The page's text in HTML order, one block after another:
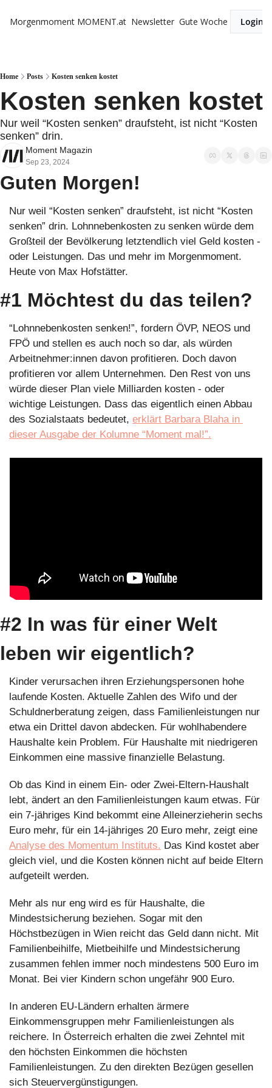
Morgenmoment MOMENT.at Newsletter Gute Woche Login
Home Posts Kosten senken kostet
Kosten senken kostet
Nur weil “Kosten senken” draufsteht, ist nicht “Kosten
senken” drin.
Moment Magazin
Sep 23, 2024
Guten Morgen!
Nur weil “Kosten senken” draufsteht, ist nicht “Kosten
senken” drin. Lohnnebenkosten zu senken würde dem
Großteil der Bevölkerung letztendlich viel Geld kosten -
oder Leistungen. Das und mehr im Morgenmoment.
Heute von Max Hofstätter.
#1 Möchtest du das teilen?
“Lohnnebenkosten senken!”, fordern ÖVP, NEOS und
FPÖ und stellen es auch noch so dar, als würden
Arbeitnehmer:innen davon profitieren. Doch davon
profitieren vor allem Unternehmen. Den Rest von uns
würde dieser Plan viele Milliarden kosten - oder
wichtige Leistungen. Dass das eigentlich einen Abbau
des Sozialstaats bedeutet, erklärt Barbara Blaha in
dieser Ausgabe der Kolumne “Moment mal!”.
#2 In was für einer Welt
leben wir eigentlich?
Kinder verursachen ihren Erziehungspersonen hohe
laufende Kosten. Aktuelle Zahlen des Wifo und der
Schuldnerberatung zeigen, dass Familienleistungen nur
etwa ein Drittel davon abdecken. Für wohlhabendere
Haushalte kein Problem. Für Haushalte mit niedrigeren
Einkommen eine massive finanzielle Belastung.
Ob das Kind in einem Ein- oder Zwei-Eltern-Haushalt
lebt, ändert an den Familienleistungen kaum etwas. Für
ein 7-jähriges Kind bekommt eine Alleinerzieherin sechs
Analyse des Momentum Instituts. Das Kind kostet aber
gleich viel, und die Kosten können nicht auf beide Eltern
aufgeteilt werden.
Mehr als nur eng wird es für Haushalte, die
Mindestsicherung beziehen. Sogar mit den
Höchstbezügen in Wien reicht das Geld dann nicht. Mit
Familienbeihilfe, Mietbeihilfe und Mindestsicherung
zusammen fehlen immer noch mindestens 500 Euro im
Monat. Bei vier Kindern schon ungefähr 900 Euro.
In anderen EU-Ländern erhalten ärmere
Einkommensgruppen mehr Familienleistungen als
reichere. In Österreich erhalten die zwei Zehntel mit
den höchsten Einkommen die höchsten
Familienleistungen. Zu den direkten Bezügen gesellen
sich Steuervergünstigungen.